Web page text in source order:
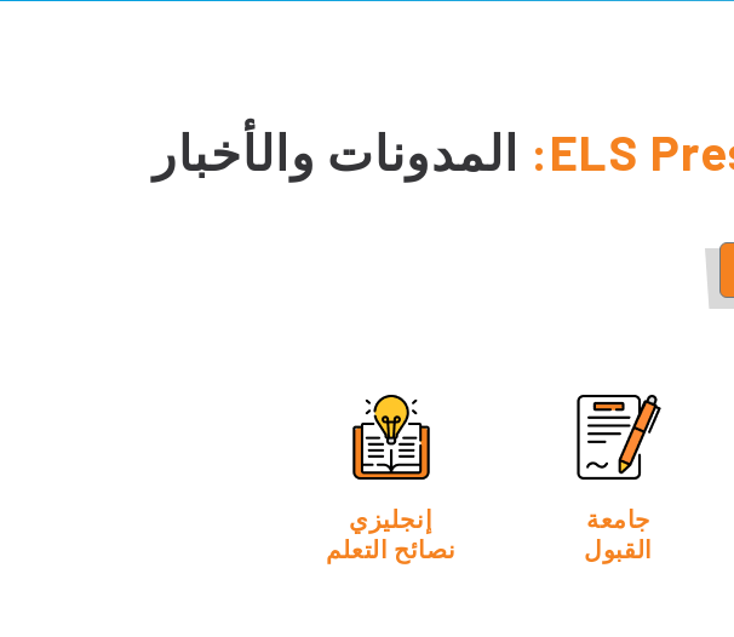
ELS المدونات والأخبار
جامعة
القبول
إنجليزي
نصائح التعلم